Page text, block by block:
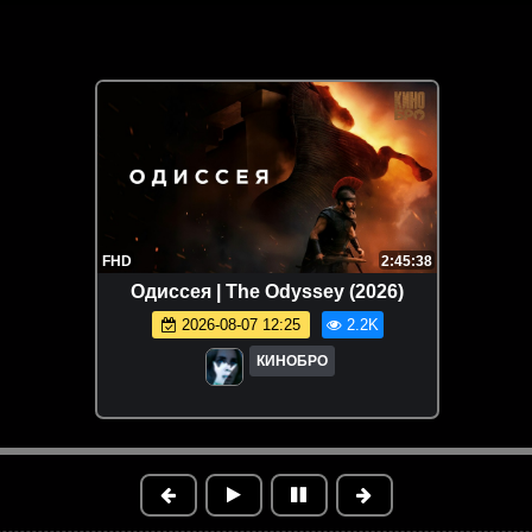
FHD 2:45:38
Одиссея | The Odyssey (2026)
2026-08-07 12:25 2.2K
КИНОБРО